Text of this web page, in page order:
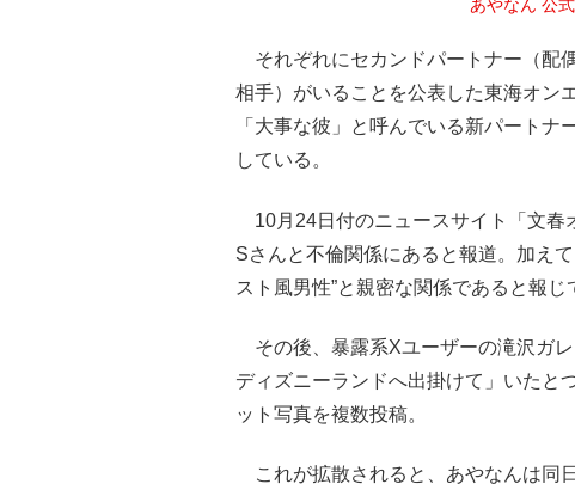
あやなん 公
それぞれにセカンドパートナー（配
相手）がいることを公表した東海オン
「大事な彼」と呼んでいる新パートナ
している。
10月24日付のニュースサイト「文春
Sさんと不倫関係にあると報道。加え
スト風男性”と親密な関係であると報じ
その後、暴露系Xユーザーの滝沢ガ
ディズニーランドへ出掛けて」いたと
ット写真を複数投稿。
これが拡散されると、あやなんは同